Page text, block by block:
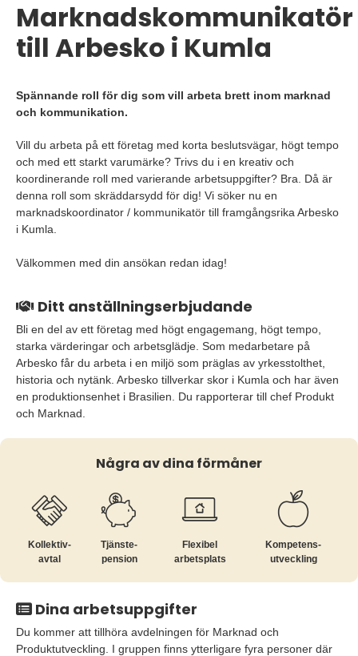
Marknadskommunikatör
till Arbesko i Kumla
Spännande roll för dig som vill arbeta brett inom marknad
och kommunikation.
Vill du arbeta på ett företag med korta beslutsvägar, högt tempo
och med ett starkt varumärke? Trivs du i en kreativ och
koordinerande roll med varierande arbetsuppgifter? Bra. Då är
denna roll som skräddarsydd för dig! Vi söker nu en
marknadskoordinator / kommunikatör till framgångsrika Arbesko
i Kumla.
Välkommen med din ansökan redan idag!
Ditt anställningserbjudande
Bli en del av ett företag med högt engagemang, högt tempo,
starka värderingar och arbetsglädje. Som medarbetare på
Arbesko får du arbeta i en miljö som präglas av yrkesstolthet,
historia och nytänk. Arbesko tillverkar skor i Kumla och har även
en produktionsenhet i Brasilien. Du rapporterar till chef Produkt
och Marknad.
Några av dina förmåner
Kollektiv­
avtal
Tjänste­
pension
Flexibel
arbetsplats
Kompetens­
utveckling
Dina arbetsuppgifter
Du kommer att tillhöra avdelningen för Marknad och
Produktutveckling. I gruppen finns ytterligare fyra personer där